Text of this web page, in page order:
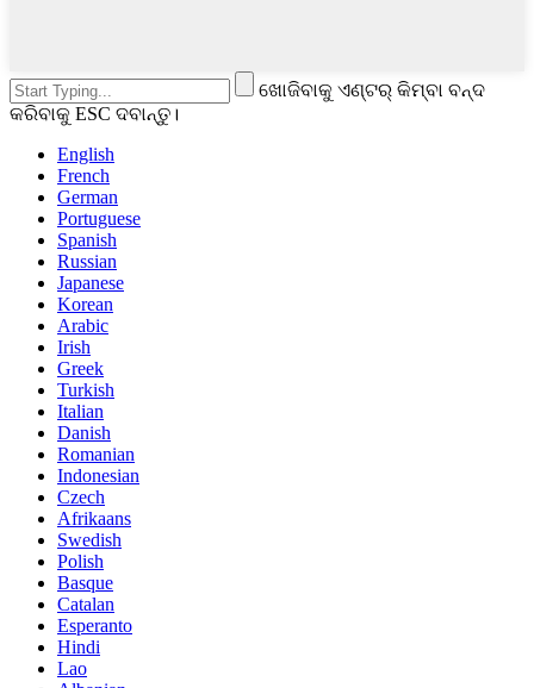
ଖୋଜିବାକୁ ଏଣ୍ଟର୍ କିମ୍ବା ବନ୍ଦ
କରିବାକୁ ESC ଦବାନ୍ତୁ।
English
French
German
Portuguese
Spanish
Russian
Japanese
Korean
Arabic
Irish
Greek
Turkish
Italian
Danish
Romanian
Indonesian
Czech
Afrikaans
Swedish
Polish
Basque
Catalan
Esperanto
Hindi
Lao